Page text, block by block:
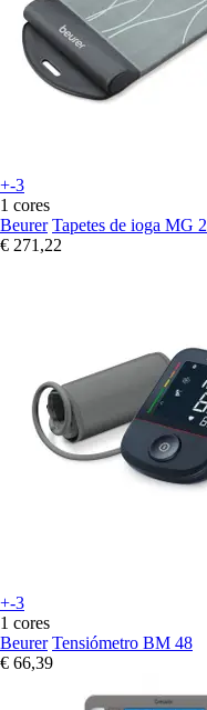
+-3
1 cores
Beurer Tapetes de ioga MG
€ 271,22
+-3
1 cores
Beurer Tensiómetro BM 48
€ 66,39